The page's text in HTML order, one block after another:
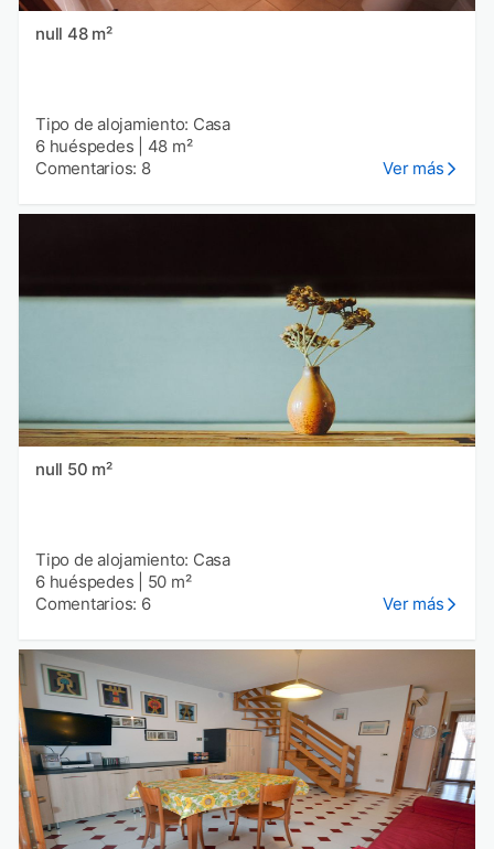
null 48 m²
Tipo de alojamiento: Casa
6 huéspedes
48 m²
Comentarios: 8
Ver más
null 50 m²
Tipo de alojamiento: Casa
6 huéspedes
50 m²
Comentarios: 6
Ver más